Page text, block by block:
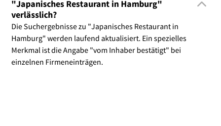
"Japanisches Restaurant in Hamburg"
verlässlich?
Die Suchergebnisse zu "Japanisches Restaurant in
Hamburg" werden laufend aktualisiert. Ein spezielles
Merkmal ist die Angabe "vom Inhaber bestätigt" bei
einzelnen Firmeneinträgen.